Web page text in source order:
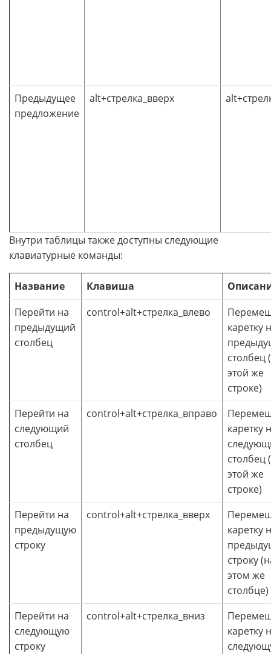
Предыдущее
предложение
alt+стрелка_вверх
Внутри таблицы также доступны следующие
клавиатурные команды:
Название Клавиша
Перейти на
предыдущий
столбец
control+alt+стрелка_влево
каретку
столбец
этой же
строке)
Перейти на
следующий
столбец
control+alt+стрелка_вправо
каретку
столбец
этой же
строке)
Перейти на
предыдущую
строку
control+alt+стрелка_вверх
каретку
строку
этом же
столбце)
Перейти на
следующую
строку
control+alt+стрелка_вниз
каретку